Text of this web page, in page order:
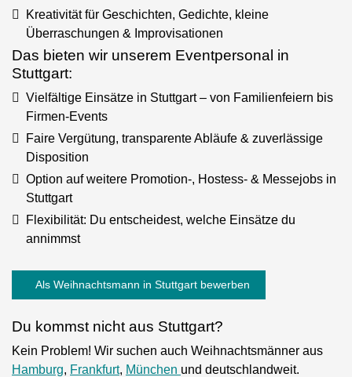
Kreativität für Geschichten, Gedichte, kleine
Überraschungen & Improvisationen
Das bieten wir unserem Eventpersonal in
Stuttgart:
Vielfältige Einsätze in Stuttgart – von Familienfeiern bis
Firmen-Events
Faire Vergütung, transparente Abläufe & zuverlässige
Disposition
Option auf weitere Promotion-, Hostess- & Messejobs in
Stuttgart
Flexibilität: Du entscheidest, welche Einsätze du
annimmst
Als Weihnachtsmann in Stuttgart bewerben
Du kommst nicht aus Stuttgart?
Kein Problem! Wir suchen auch Weihnachtsmänner aus
Hamburg, Frankfurt, München und deutschlandweit.